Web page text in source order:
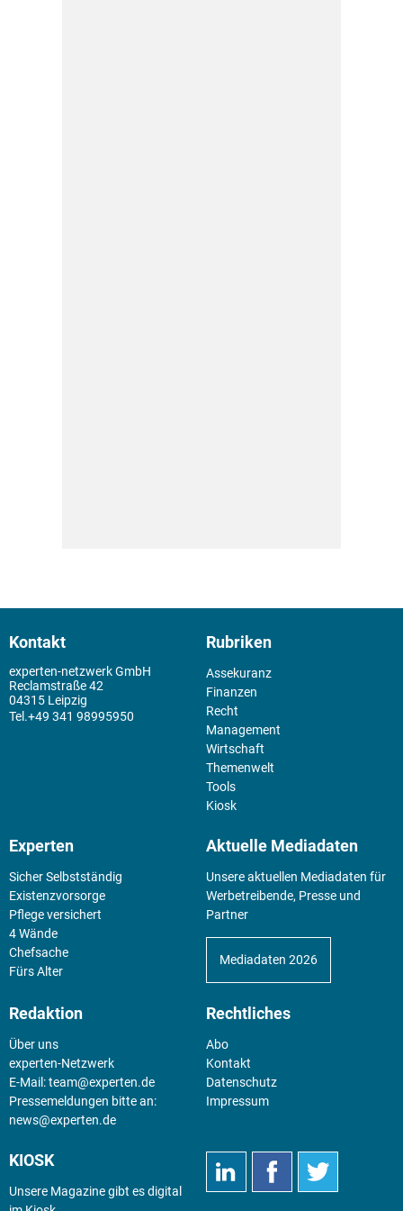
Kontakt
experten-netzwerk GmbH
Reclamstraße 42
04315 Leipzig
+49 341 98995950
Rubriken
Assekuranz
Finanzen
Recht
Management
Wirtschaft
Themenwelt
Tools
Kiosk
Experten
Sicher Selbstständig
Existenz­vorsorge
Pflege versichert
4 Wände
Chefsache
Fürs Alter
Aktuelle Mediadaten
Unsere aktuellen Mediadaten für
Werbetreibende, Presse und
Partner
Mediadaten 2026
Redaktion
Über uns
experten-Netzwerk
E-Mail:team@experten.de
Pressemeldungen bitte an:
news@experten.de
Rechtliches
Abo
Kontakt
Datenschutz
Impressum
KIOSK
Unsere Magazine gibt es digital